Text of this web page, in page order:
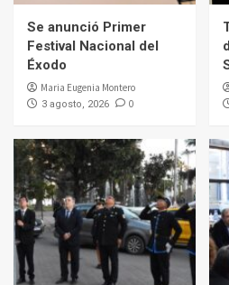
Se anunció Primer
Festival Nacional del
Éxodo
Maria Eugenia Montero
3 agosto, 2026 0